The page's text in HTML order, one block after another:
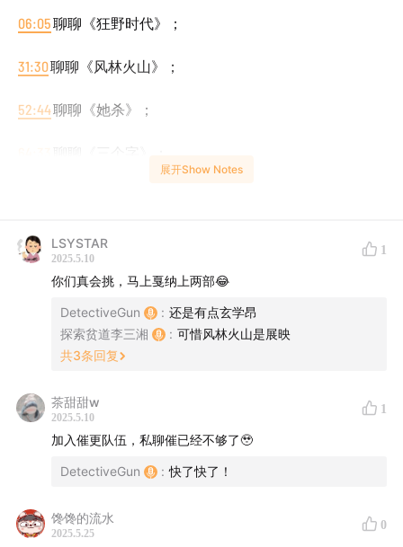
06:05聊聊《狂野时代》；
31:30聊聊《风林火山》；
52:44聊聊《她杀》；
聊聊《三个字》；
109:06 聊聊《小妖怪的夏天：从前有座浪浪山》！
128:18电台一周年！记得评论留言！会从评论里抽奖！
【电台成员】
展开Show Notes
LSYSTAR
2025.5.10
1
你们真会挑，马上戛纳上两部😂
DetectiveGun : 还是有点玄学昂
探索贫道李三湘
: 可惜风林火山是展映
共3条回复
茶甜甜w
2025.5.10
1
加入催更队伍，私聊催已经不够了🥹
DetectiveGun : 快了快了！
馋馋的流水
2025.5.25
0